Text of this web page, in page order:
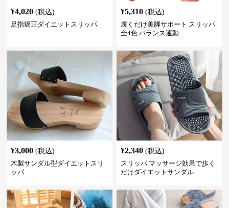
¥4,020 (税込)
足指矯正ダイエットスリッパ
¥5,310 (税込)
履くだけ美脚サポート スリッパ
全4色 バランス運動
¥3,000 (税込)
木製サンダル型ダイエットスリ
ッパ
¥2,340 (税込)
スリッパ マッサージ効果で歩く
だけダイエットサンダル